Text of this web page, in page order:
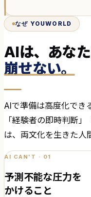
なぜ YOUWORLD
AIは、あな
崩せない。
AIで準備は高度化でき
「経験者の即時判断
は、両文化を生きた人
AI CAN'T · 01
予測不能な圧力を
かけること